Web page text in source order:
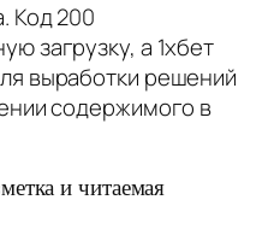
Код 200
загрузку, а 1хбет
выработки решений
содержимого в
и читаемая